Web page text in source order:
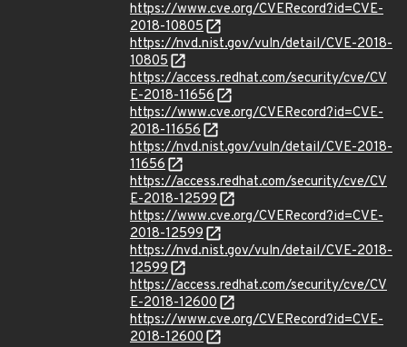
https://www.cve.org/CVERecord?id=CVE-
2018-10805
https://nvd.nist.gov/vuln/detail/CVE-2018-
10805
https://access.redhat.com/security/cve/CV
E-2018-11656
https://www.cve.org/CVERecord?id=CVE-
2018-11656
https://nvd.nist.gov/vuln/detail/CVE-2018-
11656
https://access.redhat.com/security/cve/CV
E-2018-12599
https://www.cve.org/CVERecord?id=CVE-
2018-12599
https://nvd.nist.gov/vuln/detail/CVE-2018-
12599
https://access.redhat.com/security/cve/CV
E-2018-12600
https://www.cve.org/CVERecord?id=CVE-
2018-12600